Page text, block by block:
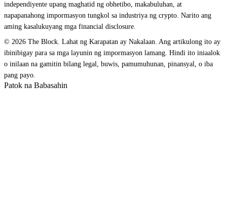
independiyente upang maghatid ng obhetibo, makabuluhan, at
napapanahong impormasyon tungkol sa industriya ng crypto. Narito ang
aming kasalukuyang mga financial disclosure.
© 2026 The Block. Lahat ng Karapatan ay Nakalaan. Ang artikulong ito ay
ibinibigay para sa mga layunin ng impormasyon lamang. Hindi ito iniaalok
o inilaan na gamitin bilang legal, buwis, pamumuhunan, pinansyal, o iba
pang payo.
Patok na Babasahin